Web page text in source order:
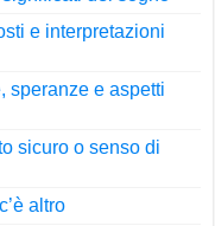
e interpretazioni
speranze e aspetti
sicuro o senso di
altro